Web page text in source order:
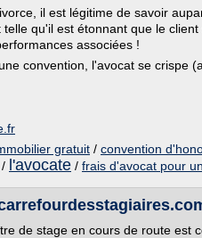
il est légitime de savoir
qu'il est étonnant que le
associées !
convention, l'avocat se crispe
gratuit / convention
/ l'avocate / frais d'avocat pour
de stage en cours de route est